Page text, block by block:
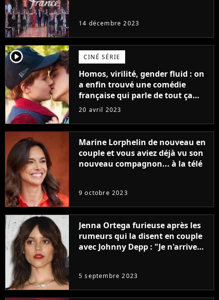
14 décembre 2023
player2 CINÉ SÉRIE
Homos, virilité, gender fluid : on
a enfin trouvé une comédie
française qui parle de tout ça
sans être super ringarde
20 avril 2023
Marine Lorphelin de nouveau en
couple et vous aviez déjà vu son
nouveau compagnon... à la télé
9 octobre 2023
Jenna Ortega furieuse après les
rumeurs qui la disent en couple
avec Johnny Depp : "Je n'arrive
5 septembre 2023